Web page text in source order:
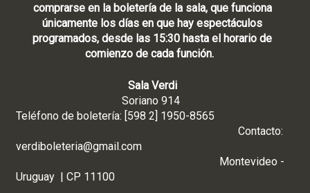
comprarse en la boletería de la sala, que funciona
únicamente los días en que hay espectáculos
programados, desde las 15:30 hasta el horario de
comienzo de cada función.
Sala Verdi
Soriano 914
Teléfono de boletería: [598 2] 1950-8565
Contacto:
verdiboleteria@gmail.com
Montevideo -
Uruguay | CP 11100